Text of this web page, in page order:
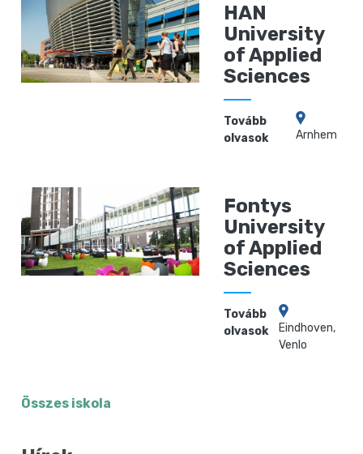
HAN
University
of Applied
Sciences
Tovább
olvasok
Arnhem
Fontys
University
of Applied
Sciences
Tovább
olvasok
Eindhoven,
Venlo
Összes iskola